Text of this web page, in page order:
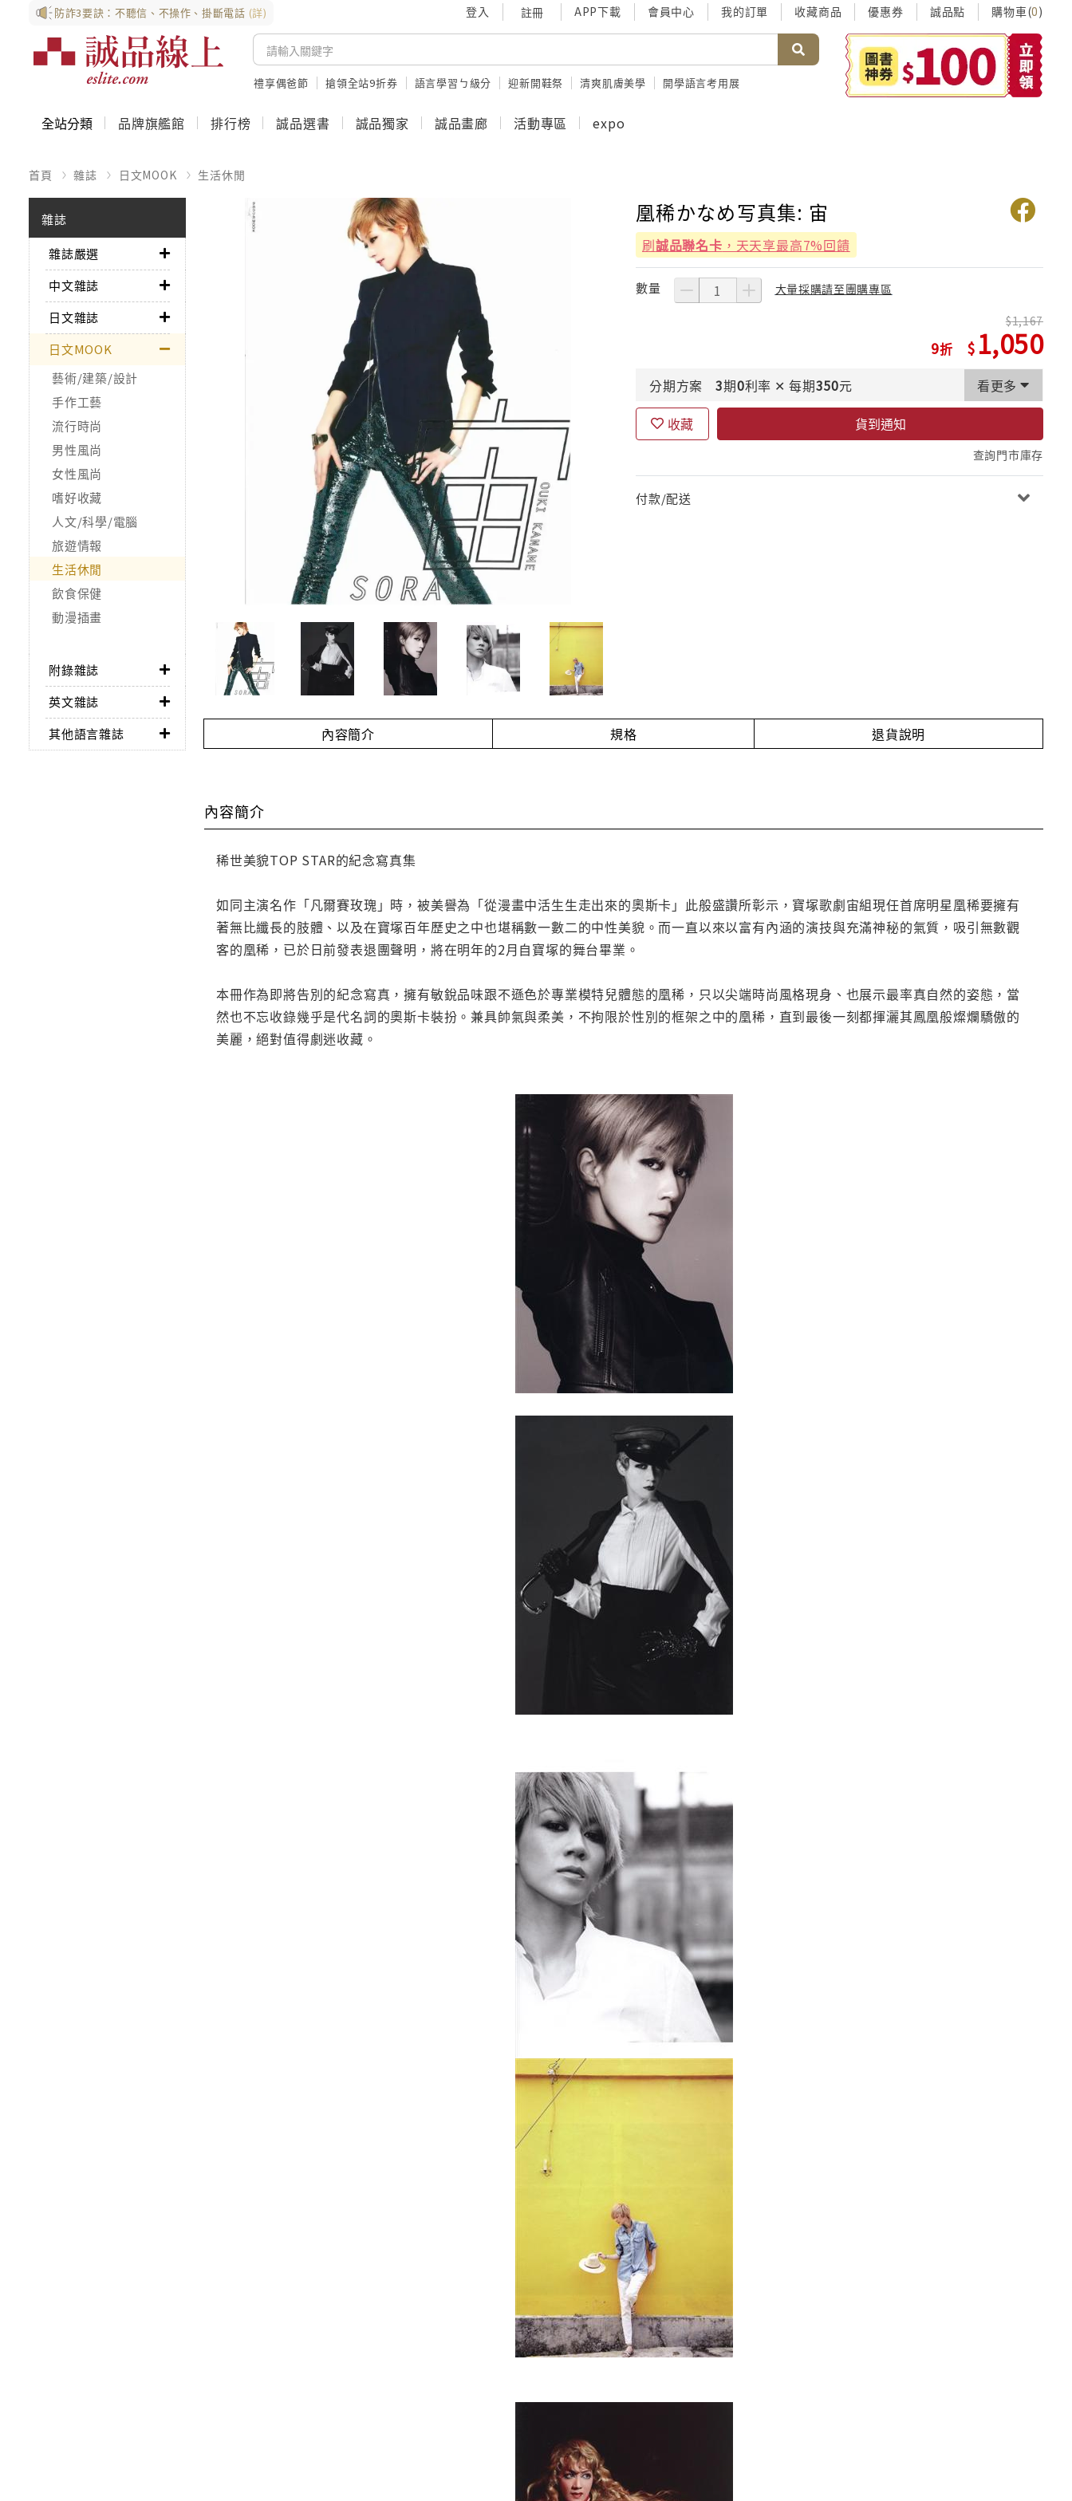
防詐3要訣：不聽信、不操作、掛斷電話 (詳) 登入 註冊 APP下載 會員中心 我的訂單 收藏商品 優惠券 誠品點 購物車(0)
禮享偶爸節 搶領全站9折券 語言學習ㄅ級分 迎新開鞋祭 清爽肌膚美學 開學語言考用展
全站分類 品牌旗艦館 排行榜 誠品選書 誠品獨家 誠品畫廊 活動專區 expo
首頁 雜誌 日文MOOK 生活休閒
雜誌
雜誌嚴選
中文雜誌
日文雜誌
日文MOOK
藝術/建築/設計
手作工藝
流行時尚
男性風尚
女性風尚
嗜好收藏
人文/科學/電腦
旅遊情報
生活休閒
飲食保健
動漫插畫
附錄雜誌
英文雜誌
其他語言雜誌
凰稀かなめ写真集: 宙
刷誠品聯名卡 ，天天享最高7%回饋
數量 大量採購請至團購專區
9
1,167
1,050
分期方案 3期0利率 ✕ 每期350元 看更多
收藏 貨到通知
查詢門市庫存
付款/配送
內容簡介 規格 退貨說明
內容簡介
稀世美貌TOP STAR的紀念寫真集
如同主演名作「凡爾賽玫瑰」時，被美譽為「從漫畫中活生生走出來的奧斯卡」此般盛讚所彰示，寶塚歌劇宙組現任首席明星凰稀要擁有
著無比纖長的肢體、以及在寶塚百年歷史之中也堪稱數一數二的中性美貌。而一直以來以富有內涵的演技與充滿神秘的氣質，吸引無數觀
客的凰稀，已於日前發表退團聲明，將在明年的2月自寶塚的舞台畢業。
本冊作為即將告別的紀念寫真，擁有敏銳品味跟不遜色於專業模特兒體態的凰稀，只以尖端時尚風格現身、也展示最率真自然的姿態，當
然也不忘收錄幾乎是代名詞的奧斯卡裝扮。兼具帥氣與柔美，不拘限於性別的框架之中的凰稀，直到最後一刻都揮灑其鳳凰般燦爛驕傲的
美麗，絕對值得劇迷收藏。